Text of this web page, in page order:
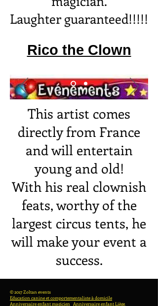
Laughter guaranteed!!!!!
Rico the Clown
This artist comes
directly from France
and will entertain
young and old!
With his real clownish
feats, worthy of the
largest circus tents, he
will make your event a
success.
© 2017 Zoltan events
Education canine et comportementaliste à domicile
Anniversaire enfant magicien Anniversaire enfant Liège